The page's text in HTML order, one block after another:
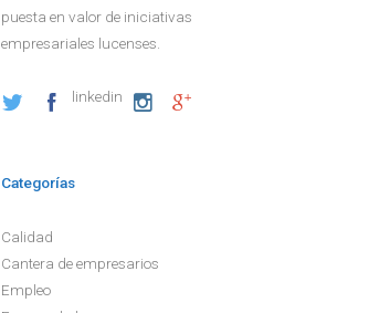
puesta en valor de iniciativas
empresariales lucenses.
linkedin
Categorías
Calidad
Cantera de empresarios
Empleo